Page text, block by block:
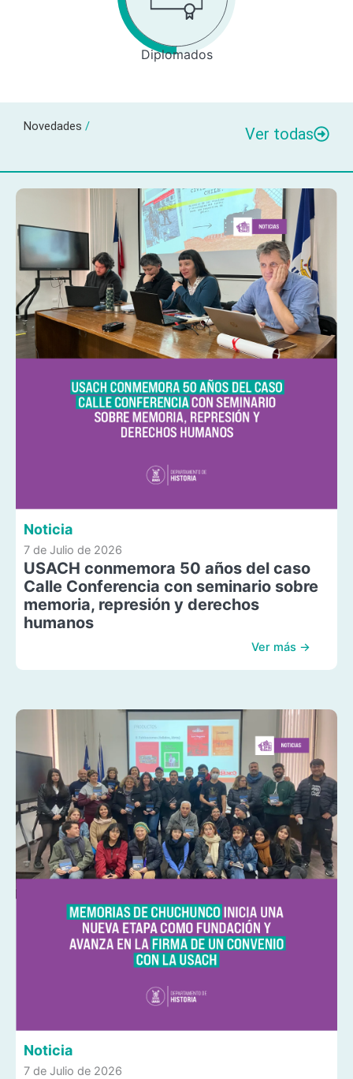
Diplomados
Novedades / Ver todas
Noticia
7 de Julio de 2026
USACH conmemora 50 años del caso
Calle Conferencia con seminario sobre
memoria, represión y derechos
humanos
Ver más →
Noticia
7 de Julio de 2026